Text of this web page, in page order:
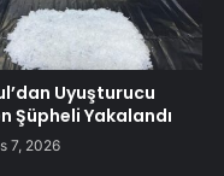
Uyuşturucu
Şüpheli Yakalandı
7, 2026